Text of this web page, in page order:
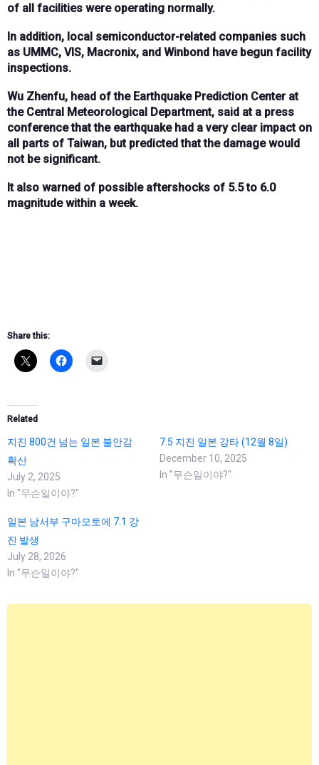
of all facilities were operating normally.
In addition, local semiconductor-related companies such
as UMMC, VIS, Macronix, and Winbond have begun facility
inspections.
Wu Zhenfu, head of the Earthquake Prediction Center at
the Central Meteorological Department, said at a press
conference that the earthquake had a very clear impact on
all parts of Taiwan, but predicted that the damage would
not be significant.
It also warned of possible aftershocks of 5.5 to 6.0
magnitude within a week.
Share this:
Related
지진 800건 넘는 일본 불안감
확산
July 2, 2025
In "무슨일이야?"
7.5 지진 일본 강타 (12월 8일)
December 10, 2025
In "무슨일이야?"
일본 남서부 구마모토에 7.1 강
진 발생
July 28, 2026
In "무슨일이야?"